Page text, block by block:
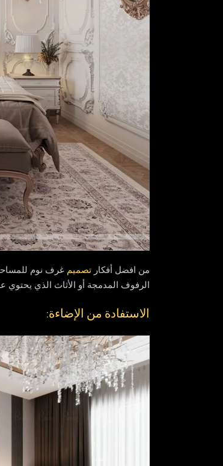
من افضل أفكار تصميم غرف نوم
الرفوف المدمجة أو الأثاث الذي
الاستفادة من الإضاءة: